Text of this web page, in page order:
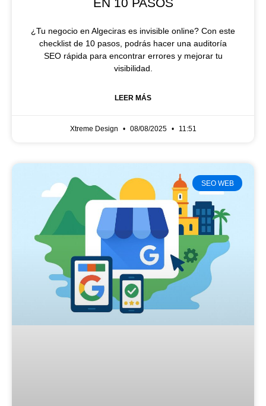
EN 10 PASOS
¿Tu negocio en Algeciras es invisible online? Con este
checklist de 10 pasos, podrás hacer una auditoría
SEO rápida para encontrar errores y mejorar tu
visibilidad.
LEER MÁS
Xtreme Design 08/08/2025 11:51
SEO WEB